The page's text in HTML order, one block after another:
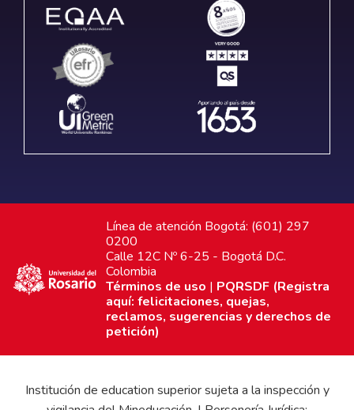
Línea de atención Bogotá: (601) 297
0200
Calle 12C Nº 6-25 - Bogotá D.C.
Colombia
Términos de uso | PQRSDF (Registra
aquí: felicitaciones, quejas,
reclamos, sugerencias y derechos de
petición)
Institución de education superior sujeta a la inspección y